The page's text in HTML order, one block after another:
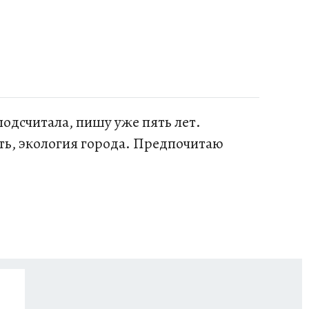
пишу уже пять лет.
экология города. Предпочитаю